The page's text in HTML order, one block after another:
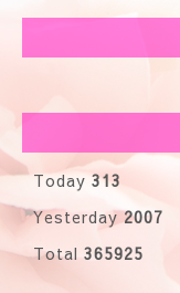
Today313
Yesterday2007
Total 365925